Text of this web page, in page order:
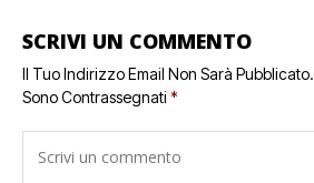
SCRIVI UN COMMENTO
Il Tuo Indirizzo Email Non Sarà Pubblicato.
Sono Contrassegnati *